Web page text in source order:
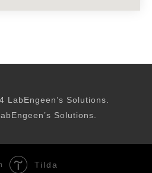
LabEngeen’s Solutions.
Solutions.
Tilda